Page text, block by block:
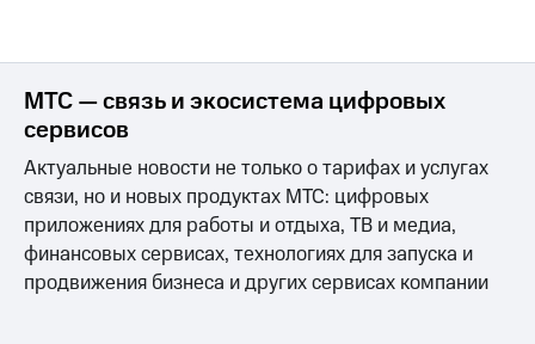
МТС — связь и экосистема цифровых
сервисов
Актуальные новости не только о тарифах и услугах
связи, но и новых продуктах МТС: цифровых
приложениях для работы и отдыха, ТВ и медиа,
финансовых сервисах, технологиях для запуска и
продвижения бизнеса и других сервисах компании